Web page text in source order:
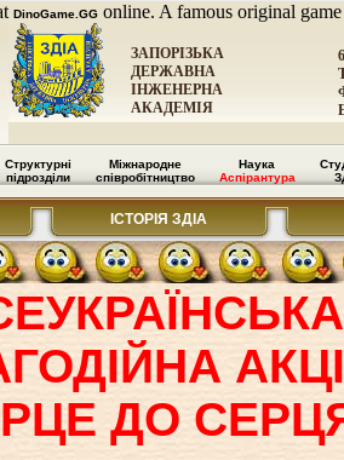
DinoGame.GG online. A famous original
ЗАПОРІЗЬКА
ДЕРЖАВНА
ІНЖЕНЕРНА
АКАДЕМІЯ
Структурні
підрозділи
Міжнародне
співробітництво
Наука
Аспірантура
ІСТОРІЯ ЗДІА
ДО